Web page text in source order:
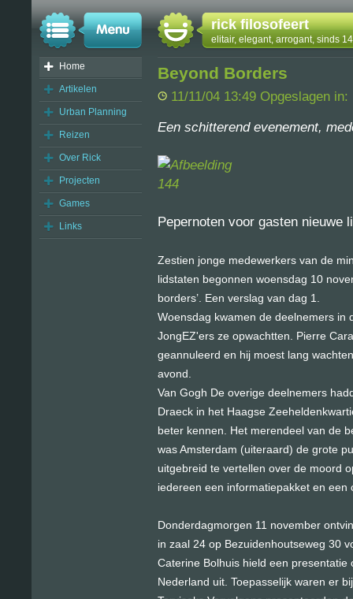
rick filosofeert
elitair, elegant, arrogant, sinds
Home
Artikelen
Urban Planning
Reizen
Over Rick
Projecten
Games
Links
Beyond Borders
11/11/04 13:49 Opgeslagen in:
Een schitterend evenement,
Pepernoten voor gasten nieuwe
Zestien jonge medewerkers van de
lidstaten begonnen woensdag 10
borders’. Een verslag van dag 1.
Woensdag kwamen de deelnemers in
JongEZ'ers ze opwachtten. Pierre
geannuleerd en hij moest lang
avond.
Van Gogh De overige deelnemers
Draeck in het Haagse
beter kennen. Het merendeel van de
was Amsterdam (uiteraard) de grote
uitgebreid te vertellen over de moord
iedereen een informatiepakket en
Donderdagmorgen 11 november
in zaal 24 op Bezuidenhoutseweg 30
Caterine Bolhuis hield een
Nederland uit. Toepasselijk waren er